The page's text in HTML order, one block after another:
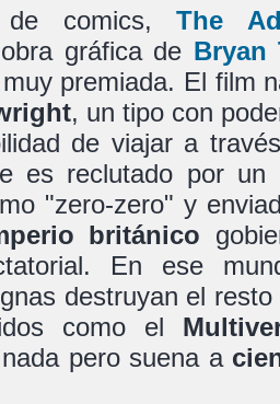
de comics,The
gráfica de Bryan
premiada. El film
, un tipo con
de viajar a
es reclutado por un
"zero-zero" y
británico
En ese
destruyan el
como el
pero suena a